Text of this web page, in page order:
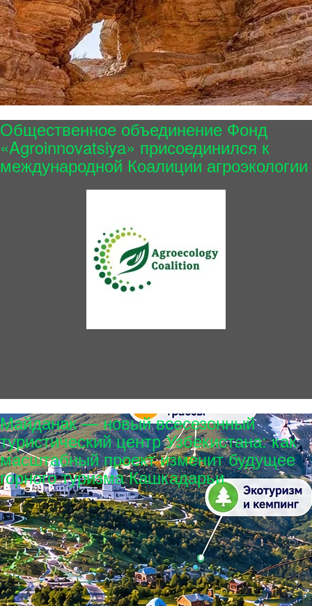
Общественное объединение Фонд
«Agroinnovatsiya» присоединился к
международной Коалиции агроэкологии
Майданак — новый всесезонный
туристический центр Узбекистана: как
масштабный проект изменит будущее
горного туризма Кашкадарьи